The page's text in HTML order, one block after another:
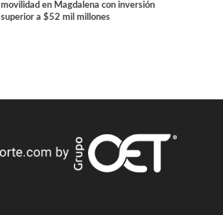
movilidad en Magdalena con inversión
superior a $52 mil millones